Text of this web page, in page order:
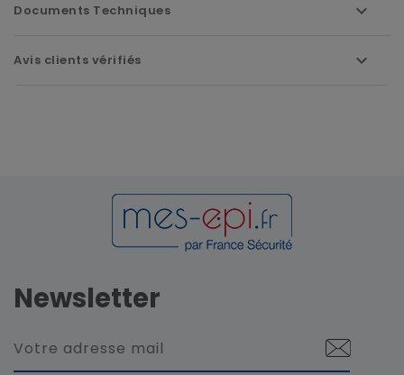
Documents Techniques
Avis clients vérifiés
Newsletter